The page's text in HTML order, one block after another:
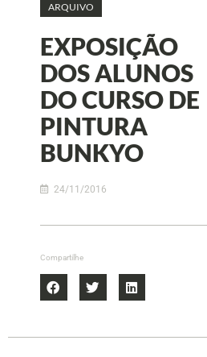
ARQUIVO
EXPOSIÇÃO
DOS ALUNOS
DO CURSO DE
PINTURA
BUNKYO
24/11/2016
Compartilhe